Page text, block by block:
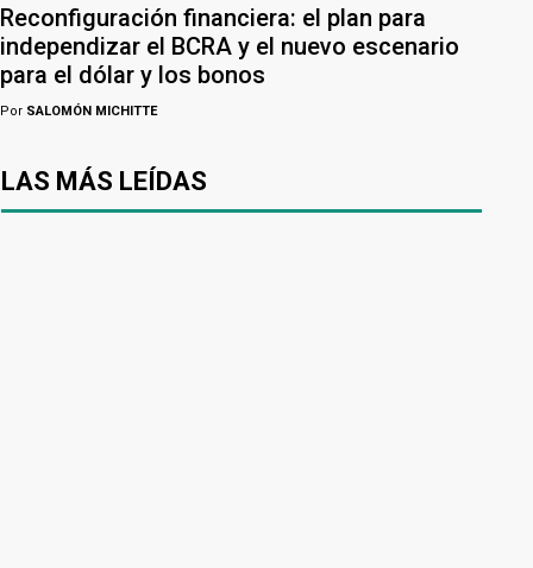
Reconfiguración financiera: el plan para
independizar el BCRA y el nuevo escenario
para el dólar y los bonos
Por SALOMÓN MICHITTE
LAS MÁS LEÍDAS